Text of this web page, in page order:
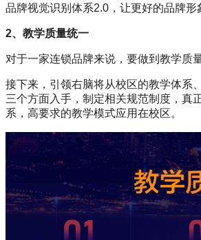
品牌视觉识别体系2.0，让更好的品牌形
2‍、教学质量统一
对于一家连锁品牌来说，要做到教学质
接下来，引领右脑将从校区的教学体系
三个方面入手，制定相关规范制度，真
系，高要求的教学模式应用在校区。